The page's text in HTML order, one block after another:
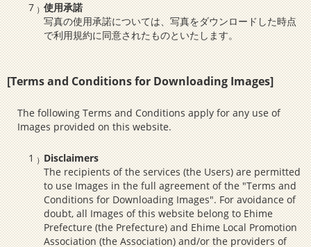
使用承諾
写真の使用承諾については、写真をダウンロードした時点
で利用規約に同意されたものといたします。
[Terms and Conditions for Downloading Images]
The following Terms and Conditions apply for any use of
Images provided on this website.
Disclaimers
The recipients of the services (the Users) are permitted
to use Images in the full agreement of the "Terms and
Conditions for Downloading Images". For avoidance of
doubt, all Images of this website belong to Ehime
Prefecture (the Prefecture) and Ehime Local Promotion
Association (the Association) and/or the providers of